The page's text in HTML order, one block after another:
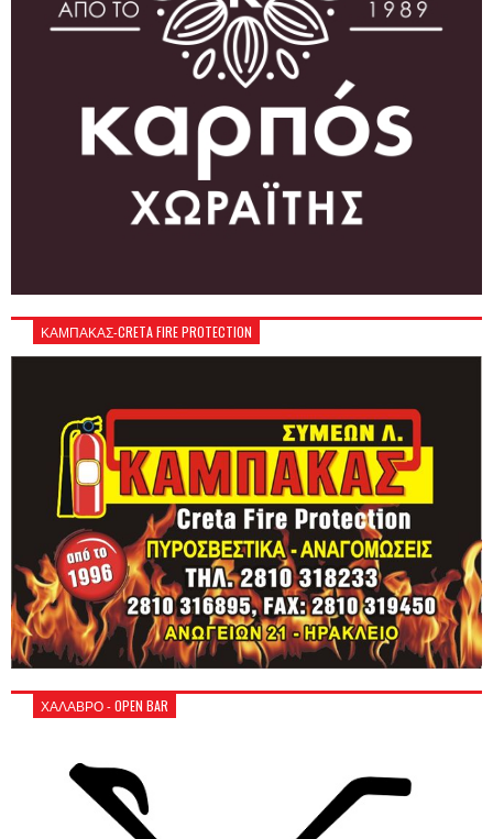
ΚΑΜΠΑΚΑΣ-CRETA FIRE PROTECTION
ΧΑΛΑΒΡΟ - OPEN BAR